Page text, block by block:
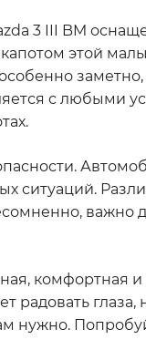
3 III BM
этой
с любыми
ситуаций.
важно
комфортная
глаза,
нужно.